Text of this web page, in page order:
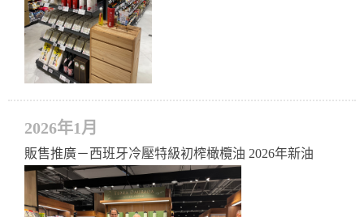
2026年1月
販售推廣－西班牙冷壓特級初榨橄欖油 2026年新油